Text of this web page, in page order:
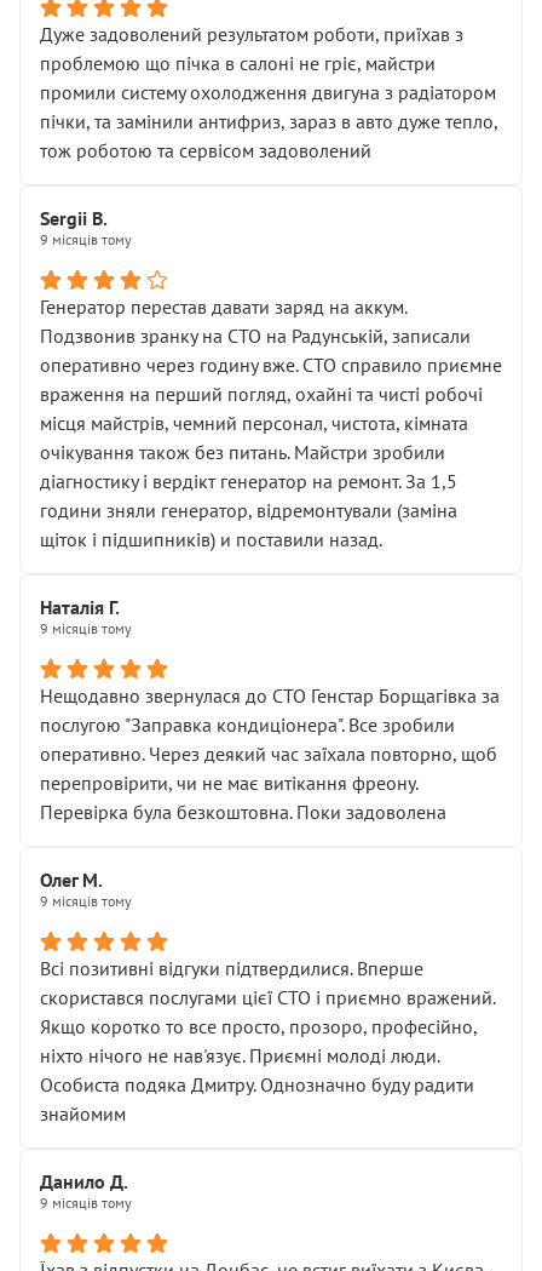
Дуже задоволений результатом роботи, приїхав з
проблемою що пічка в салоні не гріє, майстри
промили систему охолодження двигуна з радіатором
пічки, та замінили антифриз, зараз в авто дуже тепло,
тож роботою та сервісом задоволений
Sergii B.
9 місяців тому
Генератор перестав давати заряд на аккум.
Подзвонив зранку на СТО на Радунській, записали
оперативно через годину вже. СТО справило приємне
враження на перший погляд, охайні та чисті робочі
місця майстрів, чемний персонал, чистота, кімната
очікування також без питань. Майстри зробили
діагностику і вердікт генератор на ремонт. За 1,5
години зняли генератор, відремонтували (заміна
щіток і підшипників) и поставили назад.
Наталія Г.
9 місяців тому
Нещодавно звернулася до СТО Генстар Борщагівка за
послугою "Заправка кондиціонера". Все зробили
оперативно. Через деякий час заїхала повторно, щоб
перепровірити, чи не має витікання фреону.
Перевірка була безкоштовна. Поки задоволена
Олег М.
9 місяців тому
Всі позитивні відгуки підтвердилися. Вперше
скористався послугами цієї СТО і приємно вражений.
Якщо коротко то все просто, прозоро, професійно,
ніхто нічого не нав'язує. Приємні молоді люди.
Особиста подяка Дмитру. Однозначно буду радити
знайомим
Данило Д.
9 місяців тому